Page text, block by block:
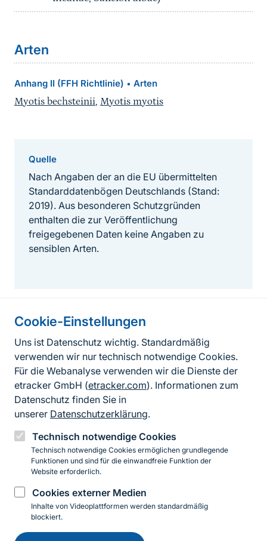
Cookie-Einstellungen
Uns ist Datenschutz wichtig. Standardmäßig
verwenden wir nur technisch notwendige Cookies.
Für die Webanalyse verwenden wir die Dienste der
etracker GmbH (etracker.com). Informationen zum
Datenschutz finden Sie in
unserer Datenschutzerklärung.
Technisch notwendige Cookies
Technisch notwendige Cookies ermöglichen grundlegende
Funktionen und sind für die einwandfreie Funktion der
Website erforderlich.
Cookies externer Medien
Inhalte von Videoplattformen werden standardmäßig
blockiert.
Einwilligung
Arten
Anhang II (FFH Richtlinie) • Arten
Myotis bechsteinii, Myotis myotis
Quelle
Nach Angaben der an die EU übermittelten
Standarddatenbögen Deutschlands (Stand:
2019). Aus besonderen Schutzgründen
enthalten die zur Veröffentlichung
freigegebenen Daten keine Angaben zu
sensiblen Arten.
Informationen zur Seite
FußzeileKontakt zum BfN
Kontaktformular
Erklärung zur Barrierefreiheit
Impressum
Datenschutz
InstagramFacebookYouTubeLinkedIn